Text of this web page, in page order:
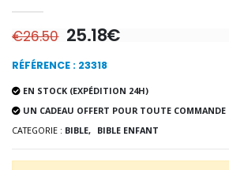
€9.90
€26.50 25.18€
RÉFÉRENCE : 23318
EN STOCK (EXPÉDITION 24H)
UN CADEAU OFFERT POUR TOUTE COMMANDE
CATEGORIE : BIBLE, BIBLE ENFANT